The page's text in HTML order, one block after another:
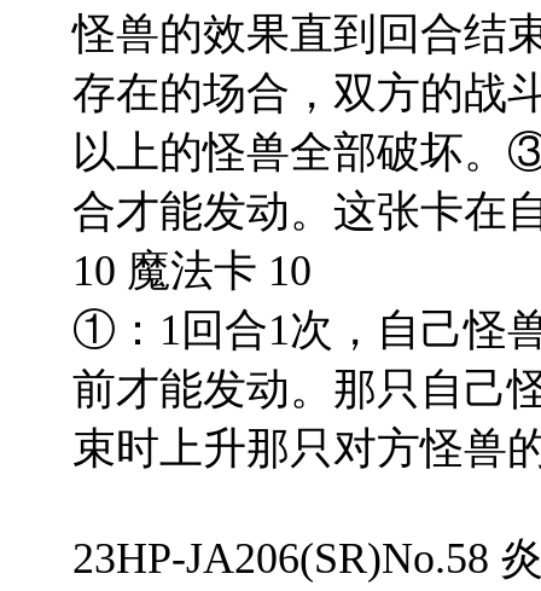
怪兽的效果直到回合结
存在的场合，双方的战
以上的怪兽全部破坏。
合才能发动。这张卡在
10 魔法卡 10
①：1回合1次，自己怪
前才能发动。那只自己
束时上升那只对方怪兽
23HP-JA206(SR)No.58